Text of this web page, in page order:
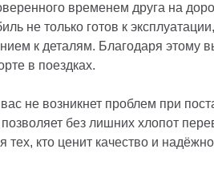
временем друга на
не только готов к
к деталям. Благодаря этому
в поездках.
не возникнет проблем при
без лишних хлопот
кто ценит качество и